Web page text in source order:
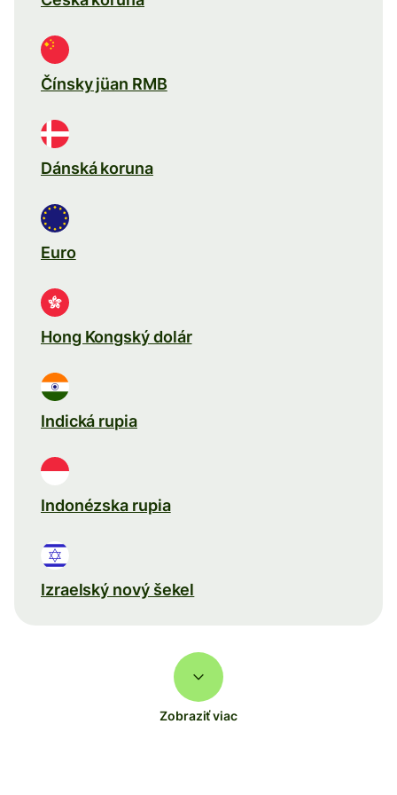
Čínsky jüan RMB
Dánská koruna
Euro
Hong Kongský dolár
Indická rupia
Indonézska rupia
Izraelský nový šekel
Zobraziť viac